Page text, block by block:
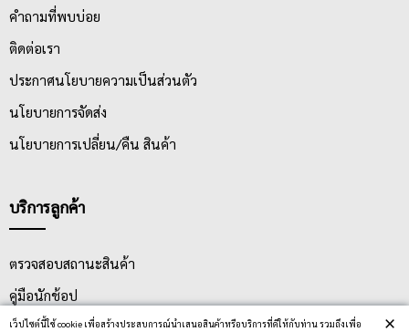
เว็ปไซต์นี้ใช้ cookie เพื่อสร้างประสบการณ์นำเสนอสินค้าหรือบริการที่ดีให้กับท่าน รวมถึงเพื่อ
×
คำถามที่พบบ่อย
ติดต่อเรา
ประกาศนโยบายความเป็นส่วนตัว
นโยบายการจัดส่ง
นโยบายการเปลี่ยน/คืน สินค้า
บริการลูกค้า
ตรวจสอบสถานะสินค้า
คู่มือนักช้อป
วิธีลบคุกกี้